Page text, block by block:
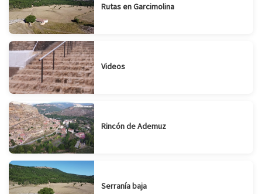
Rutas en Garcimolina
Videos
Rincón de Ademuz
Serranía baja